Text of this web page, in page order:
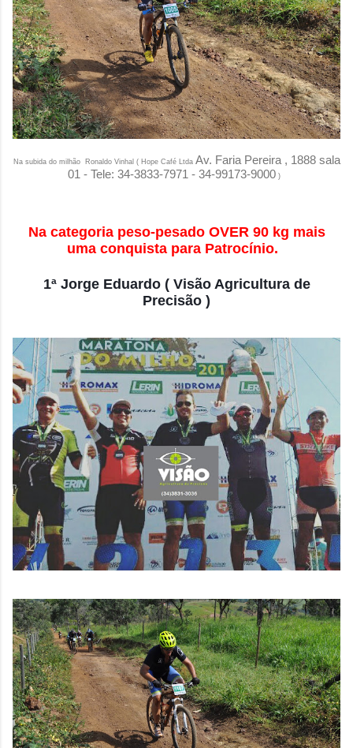
Na subida do milhão Ronaldo Vinhal ( Hope Café Ltda Av. Faria Pereira , 1888 sala
01 - Tele: 34-3833-7971 - 34-99173-9000 )
Na categoria peso-pesado OVER 90 kg mais
uma conquista para Patrocínio.
1ª Jorge Eduardo ( Visão Agricultura de
Precisão )